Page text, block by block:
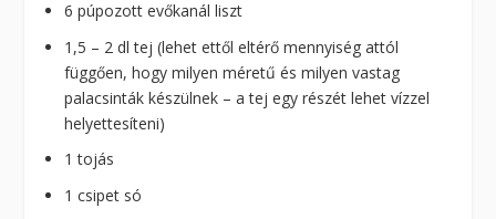
6 púpozott evőkanál liszt
1,5 – 2 dl tej (lehet ettől eltérő mennyiség attól
függően, hogy milyen méretű és milyen vastag
palacsinták készülnek – a tej egy részét lehet vízzel
helyettesíteni)
1 tojás
1 csipet só